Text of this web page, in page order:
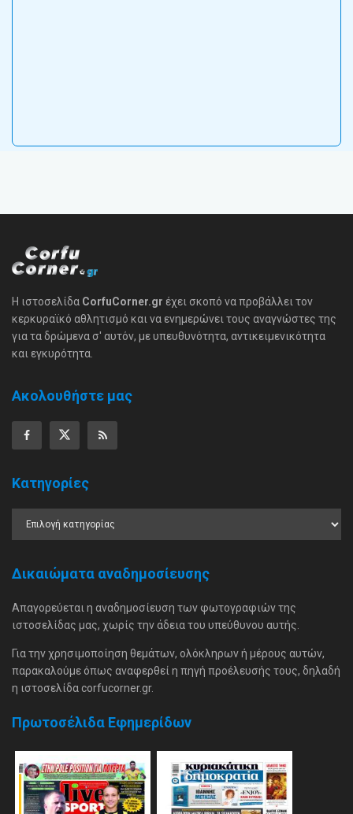
Η ιστοσελίδα CorfuCorner.gr έχει σκοπό να προβάλλει τον
κερκυραϊκό αθλητισμό και να ενημερώνει τους αναγνώστες της
για τα δρώμενα σ' αυτόν, με υπευθυνότητα, αντικειμενικότητα
και εγκυρότητα.
Ακολουθήστε μας
Κατηγορίες
Δικαιώματα αναδημοσίευσης
Απαγορεύεται η αναδημοσίευση των φωτογραφιών της
ιστοσελίδας μας, χωρίς την άδεια του υπεύθυνου αυτής.
Για την χρησιμοποίηση θεμάτων, ολόκληρων ή μέρους αυτών,
παρακαλούμε όπως αναφερθεί η πηγή προέλευσής τους, δηλαδή
η ιστοσελίδα corfucorner.gr.
Πρωτοσέλιδα Εφημερίδων